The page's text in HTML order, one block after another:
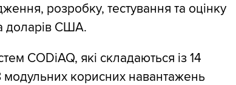
розробку, тестування та оцінку
доларів США.
CODiAQ, які складаються із 14
корисних навантажень